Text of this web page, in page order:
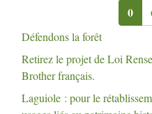
0
Défendons la forêt
Retirez le projet de Loi
Brother français.
Laguiole : pour le